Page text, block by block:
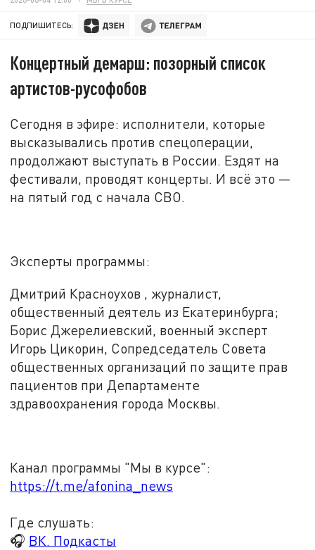
ПОДПИШИТЕСЬ:
Концертный демарш: позорный список
артистов-русофобов
Сегодня в эфире: исполнители, которые
высказывались против спецоперации,
продолжают выступать в России. Ездят на
фестивали, проводят концерты. И всё это —
на пятый год с начала СВО.
Эксперты программы:
Дмитрий Красноухов , журналист,
общественный деятель из Екатеринбурга;
Борис Джерелиевский, военный эксперт
Игорь Цикорин, Сопредседатель Совета
общественных организаций по защите прав
пациентов при Департаменте
здравоохранения города Москвы.
Канал программы "Мы в курсе":
https://t.me/afonina_news
Где слушать:
🎧 ВК. Подкасты